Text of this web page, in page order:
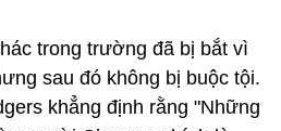
trong trường đã bị bắt vì
sau đó không bị buộc tội.
khẳng định rằng "Những